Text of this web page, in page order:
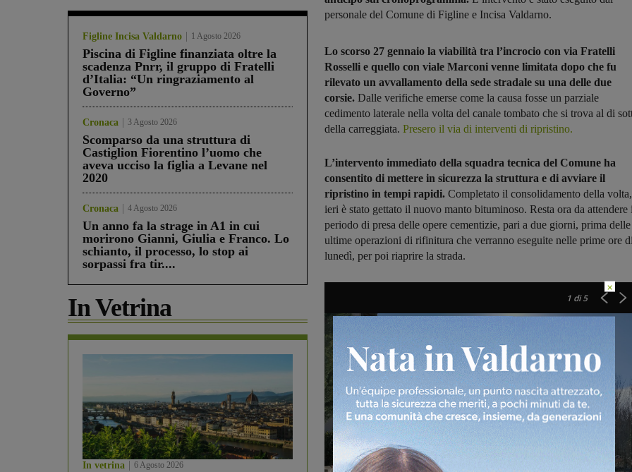
Figline Incisa Valdarno 1 Agosto 2026
Piscina di Figline finanziata oltre la
scadenza Pnrr, il gruppo di Fratelli
d’Italia: “Un ringraziamento al
Governo”
Cronaca 3 Agosto 2026
Scomparso da una struttura di
Castiglion Fiorentino l’uomo che
aveva ucciso la figlia a Levane nel
2020
Cronaca 4 Agosto 2026
Un anno fa la strage in A1 in cui
morirono Gianni, Giulia e Franco. Lo
schianto, il processo, lo stop ai
sorpassi fra tir....
In Vetrina
In vetrina 6 Agosto 2026
personale del Comune di Figline e Incisa Valdarno.
Lo scorso 27 gennaio la viabilità tra l’incrocio con via Fratelli
Rosselli e quello con viale Marconi venne limitata dopo che fu
rilevato un avvallamento della sede stradale su una delle due
corsie. Dalle verifiche emerse come la causa fosse un parziale
cedimento laterale nella volta del canale tombato che si trova al di
della carreggiata. Presero il via di interventi di ripristino.
L’intervento immediato della squadra tecnica del Comune ha
consentito di mettere in sicurezza la struttura e di avviare il
ripristino in tempi rapidi. Completato il consolidamento della volta,
ieri è stato gettato il nuovo manto bituminoso. Resta ora da attendere
periodo di presa delle opere cementizie, pari a due giorni, prima delle
ultime operazioni di rifinitura che verranno eseguite nelle prime ore di
lunedì, per poi riaprire la strada.
1 di 5
×